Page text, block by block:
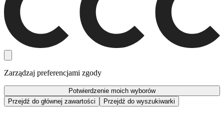
Zarządzaj preferencjami zgody
Potwierdzenie moich wyborów
Przejdź do głównej zawartości
Przejdź do wyszukiwarki